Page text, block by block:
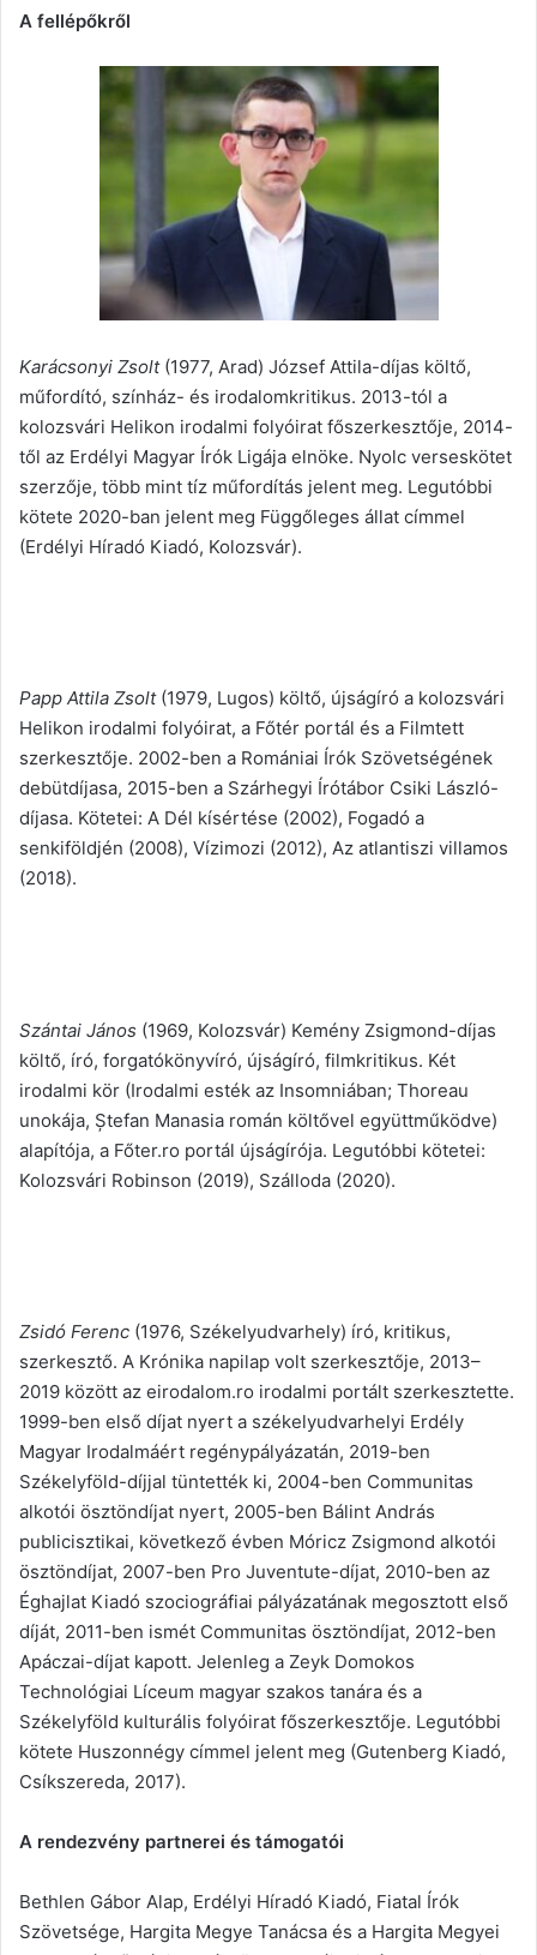
A fellépőkről
Karácsonyi Zsolt(1977, Arad) József Attila-díjas költő,
műfordító, színház- és irodalomkritikus. 2013-tól a
kolozsvári Helikon irodalmi folyóirat főszerkesztője, 2014-
től az Erdélyi Magyar Írók Ligája elnöke. Nyolc verseskötet
szerzője, több mint tíz műfordítás jelent meg. Legutóbbi
kötete 2020-ban jelent meg Függőleges állat címmel
(Erdélyi Híradó Kiadó, Kolozsvár).
Papp Attila Zsolt(1979, Lugos) költő, újságíró a kolozsvári
Helikon irodalmi folyóirat, a Főtér portál és a Filmtett
szerkesztője. 2002-ben a Romániai Írók Szövetségének
debütdíjasa, 2015-ben a Szárhegyi Írótábor Csiki László-
díjasa. Kötetei: A Dél kísértése (2002), Fogadó a
senkiföldjén (2008), Vízimozi (2012), Az atlantiszi villamos
(2018).
Szántai János (1969, Kolozsvár) Kemény Zsigmond-díjas
költő, író, forgatókönyvíró, újságíró, filmkritikus. Két
irodalmi kör (Irodalmi esték az Insomniában; Thoreau
unokája, Ștefan Manasia román költővel együttműködve)
alapítója, a Főter.ro portál újságírója. Legutóbbi kötetei:
Kolozsvári Robinson (2019), Szálloda (2020).
Zsidó Ferenc (1976, Székelyudvarhely) író, kritikus,
szerkesztő. A Krónika napilap volt szerkesztője, 2013–
2019 között az eirodalom.ro irodalmi portált szerkesztette.
1999-ben első díjat nyert a székelyudvarhelyi Erdély
Magyar Irodalmáért regénypályázatán, 2019-ben
Székelyföld-díjjal tüntették ki, 2004-ben Communitas
alkotói ösztöndíjat nyert, 2005-ben Bálint András
publicisztikai, következő évben Móricz Zsigmond alkotói
ösztöndíjat, 2007-ben Pro Juventute-díjat, 2010-ben az
Éghajlat Kiadó szociográfiai pályázatának megosztott első
díját, 2011-ben ismét Communitas ösztöndíjat, 2012-ben
Apáczai-díjat kapott. Jelenleg a Zeyk Domokos
Technológiai Líceum magyar szakos tanára és a
Székelyföld kulturális folyóirat főszerkesztője. Legutóbbi
kötete Huszonnégy címmel jelent meg (Gutenberg Kiadó,
Csíkszereda, 2017).
A rendezvény partnerei és támogatói
Bethlen Gábor Alap, Erdélyi Híradó Kiadó, Fiatal Írók
Szövetsége, Hargita Megye Tanácsa és a Hargita Megyei